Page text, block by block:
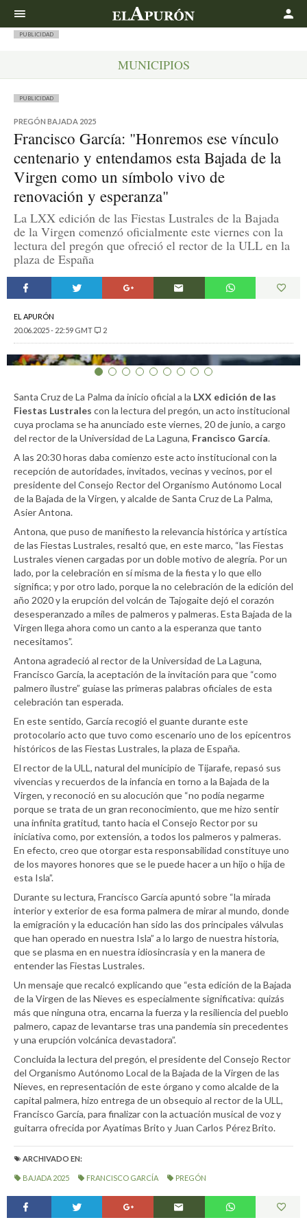
PUBLICIDAD
MUNICIPIOS
PUBLICIDAD
PREGÓN BAJADA 2025
Francisco García: "Honremos ese vínculo
centenario y entendamos esta Bajada de la
Virgen como un símbolo vivo de
renovación y esperanza"
La LXX edición de las Fiestas Lustrales de la Bajada
de la Virgen comenzó oficialmente este viernes con la
lectura del pregón que ofreció el rector de la ULL en la
plaza de España
EL APURÓN
20.06.2025 - 22:59 GMT
2
Santa Cruz de La Palma da inicio oficial a la LXX edición de las
Fiestas Lustrales con la lectura del pregón, un acto institucional
cuya proclama se ha anunciado este viernes, 20 de junio, a cargo
del rector de la Universidad de La Laguna, Francisco García.
A las 20:30 horas daba comienzo este acto institucional con la
recepción de autoridades, invitados, vecinas y vecinos, por el
presidente del Consejo Rector del Organismo Autónomo Local
de la Bajada de la Virgen, y alcalde de Santa Cruz de La Palma,
Asier Antona.
Antona, que puso de manifiesto la relevancia histórica y artística
de las Fiestas Lustrales, resaltó que, en este marco, “las Fiestas
Lustrales vienen cargadas por un doble motivo de alegría. Por un
lado, por la celebración en sí misma de la fiesta y lo que ello
significa; y por otro lado, porque la no celebración de la edición del
año 2020 y la erupción del volcán de Tajogaite dejó el corazón
desesperanzado a miles de palmeros y palmeras. Esta Bajada de la
Virgen llega ahora como un canto a la esperanza que tanto
necesitamos”.
Antona agradeció al rector de la Universidad de La Laguna,
Francisco García, la aceptación de la invitación para que “como
palmero ilustre” guiase las primeras palabras oficiales de esta
celebración tan esperada.
En este sentido, García recogió el guante durante este
protocolario acto que tuvo como escenario uno de los epicentros
históricos de las Fiestas Lustrales, la plaza de España.
El rector de la ULL, natural del municipio de Tijarafe, repasó sus
vivencias y recuerdos de la infancia en torno a la Bajada de la
Virgen, y reconoció en su alocución que “no podía negarme
porque se trata de un gran reconocimiento, que me hizo sentir
una infinita gratitud, tanto hacia el Consejo Rector por su
iniciativa como, por extensión, a todos los palmeros y palmeras.
En efecto, creo que otorgar esta responsabilidad constituye uno
de los mayores honores que se le puede hacer a un hijo o hija de
esta Isla”.
Durante su lectura, Francisco García apuntó sobre “la mirada
interior y exterior de esa forma palmera de mirar al mundo, donde
la emigración y la educación han sido las dos principales válvulas
que han operado en nuestra Isla” a lo largo de nuestra historia,
que se plasma en en nuestra idiosincrasia y en la manera de
entender las Fiestas Lustrales.
Un mensaje que recalcó explicando que “esta edición de la Bajada
de la Virgen de las Nieves es especialmente significativa: quizás
más que ninguna otra, encarna la fuerza y la resiliencia del pueblo
palmero, capaz de levantarse tras una pandemia sin precedentes
y una erupción volcánica devastadora”.
Concluida la lectura del pregón, el presidente del Consejo Rector
del Organismo Autónomo Local de la Bajada de la Virgen de las
Nieves, en representación de este órgano y como alcalde de la
capital palmera, hizo entrega de un obsequio al rector de la ULL,
Francisco García, para finalizar con la actuación musical de voz y
guitarra ofrecida por Ayatimas Brito y Juan Carlos Pérez Brito.
ARCHIVADO EN:
BAJADA 2025 FRANCISCO GARCÍA PREGÓN